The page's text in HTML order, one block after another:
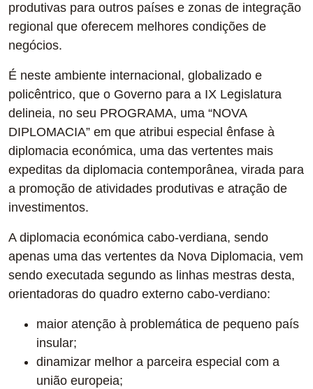
produtivas para outros países e zonas de integração
regional que oferecem melhores condições de
negócios.
É neste ambiente internacional, globalizado e
policêntrico, que o Governo para a IX Legislatura
delineia, no seu PROGRAMA, uma “NOVA
DIPLOMACIA” em que atribui especial ênfase à
diplomacia económica, uma das vertentes mais
expeditas da diplomacia contemporânea, virada para
a promoção de atividades produtivas e atração de
investimentos.
A diplomacia económica cabo-verdiana, sendo
apenas uma das vertentes da Nova Diplomacia, vem
sendo executada segundo as linhas mestras desta,
orientadoras do quadro externo cabo-verdiano:
maior atenção à problemática de pequeno país
insular;
dinamizar melhor a parceira especial com a
união europeia;